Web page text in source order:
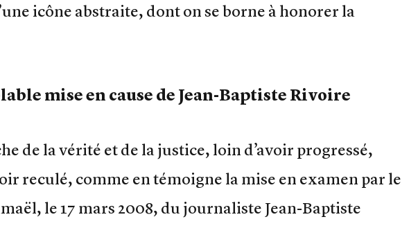
icône abstraite, dont on se borne à honorer la
mise en cause de Jean-Baptiste Rivoire
de la vérité et de la justice, loin d’avoir progressé,
reculé, comme en témoigne la mise en examen par le
le 17 mars 2008, du journaliste Jean-Baptiste